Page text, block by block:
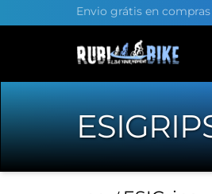
Envio grátis en